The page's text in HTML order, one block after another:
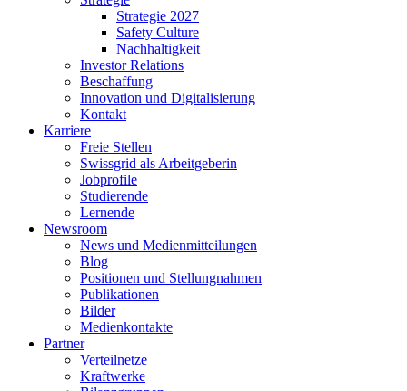
Strategie 2027
Safety Culture
Nachhaltigkeit
Investor Relations
Beschaffung
Innovation und Digitalisierung
Kontakt
Karriere
Freie Stellen
Swissgrid als Arbeitgeberin
Jobprofile
Studierende
Lernende
Newsroom
News und Medienmitteilungen
Blog
Positionen und Stellungnahmen
Publikationen
Bilder
Medienkontakte
Partner
Verteilnetze
Kraftwerke